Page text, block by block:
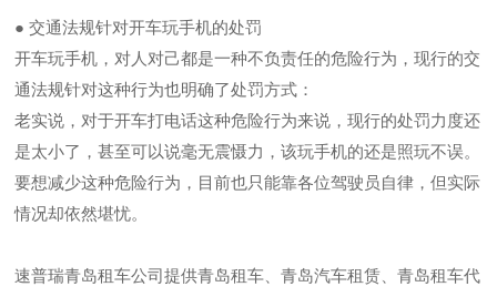
● 交通法规针对开车玩手机的处罚
开车玩手机，对人对己都是一种不负责任的危险行为，现行的交
通法规针对这种行为也明确了处罚方式：
老实说，对于开车打电话这种危险行为来说，现行的处罚力度还
是太小了，甚至可以说毫无震慑力，该玩手机的还是照玩不误。
要想减少这种危险行为，目前也只能靠各位驾驶员自律，但实际
情况却依然堪忧。
速普瑞青岛租车公司提供青岛租车、青岛汽车租赁、青岛租车代